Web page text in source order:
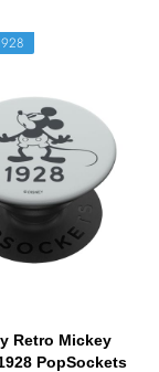
Retro Mickey
PopSockets